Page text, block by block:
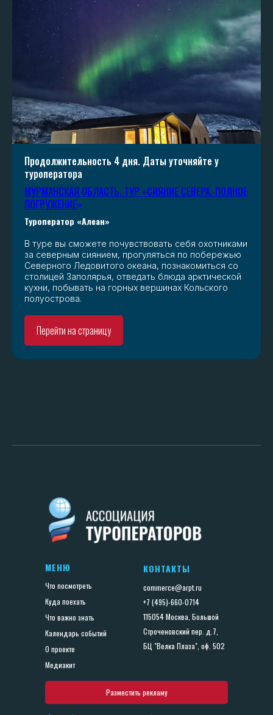
Продолжительность 4 дня. Даты уточняйте у
туроператора
МУРМАНСКАЯ ОБЛАСТЬ. ТУР «СИЯНИЕ СЕВЕРА. ПОЛНОЕ
ПОГРУЖЕНИЕ»
Туроператор «Алеан»
В туре вы сможете почувствовать себя охотниками
за северным сиянием, прогуляться по побережью
Северного Ледовитого океана, познакомиться со
столицей Заполярья, отведать блюда арктической
кухни, побывать на горных вершинах Кольского
полуострова.
Перейти на страницу
МЕНЮ КОНТАКТЫ
commerce@arpt.ru
+7 (495)-660-0714
115054 Москва, Большой
Строченовский пер. д.7,
БЦ "Велка Плаза", оф. 502
Разместить рекламу
Что посмотреть
Куда поехать
Что важно знать
Календарь событий
О проекте
Медиакит